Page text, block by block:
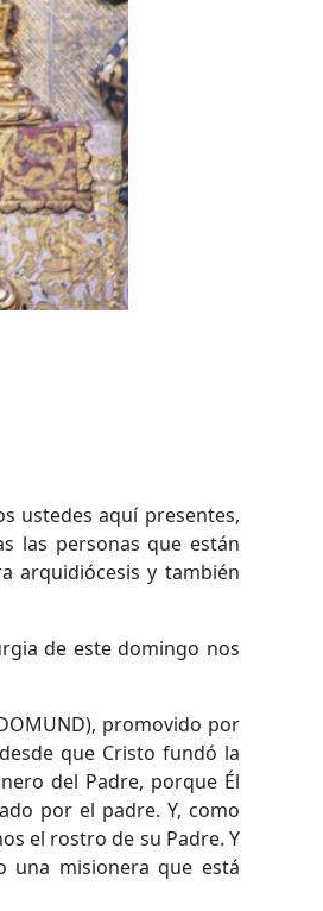
ustedes aquí presentes,
las personas que están
arquidiócesis y también
de este domingo nos
promovido por
que Cristo fundó la
del Padre, porque Él
por el padre. Y, como
el rostro de su Padre. Y
una misionera que está